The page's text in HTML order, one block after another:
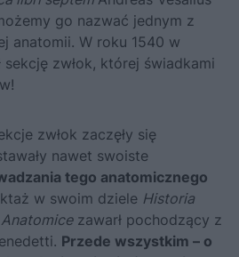
go nazwać jednym z
anatomii. W roku 1540 w
zwłok, której świadkami
zwłok zaczęły się
nawet swoiste
tego anatomicznego
w swoim dziele Historia
zawarł pochodzący z
Przede wszystkim – o